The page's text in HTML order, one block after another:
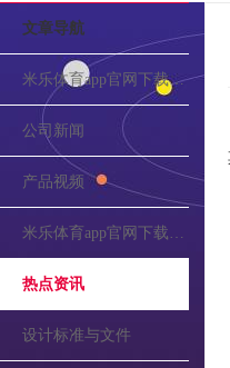
文章导航
米乐体育app官网下载的介绍
公司新闻
产品视频
米乐体育app官网下载的公告
热点资讯
设计标准与文件